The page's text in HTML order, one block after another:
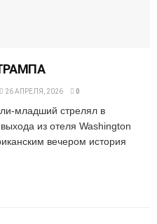
26 АПРЕЛЯ, 2026 0
младший стрелял в
из отеля Washington
вечером история